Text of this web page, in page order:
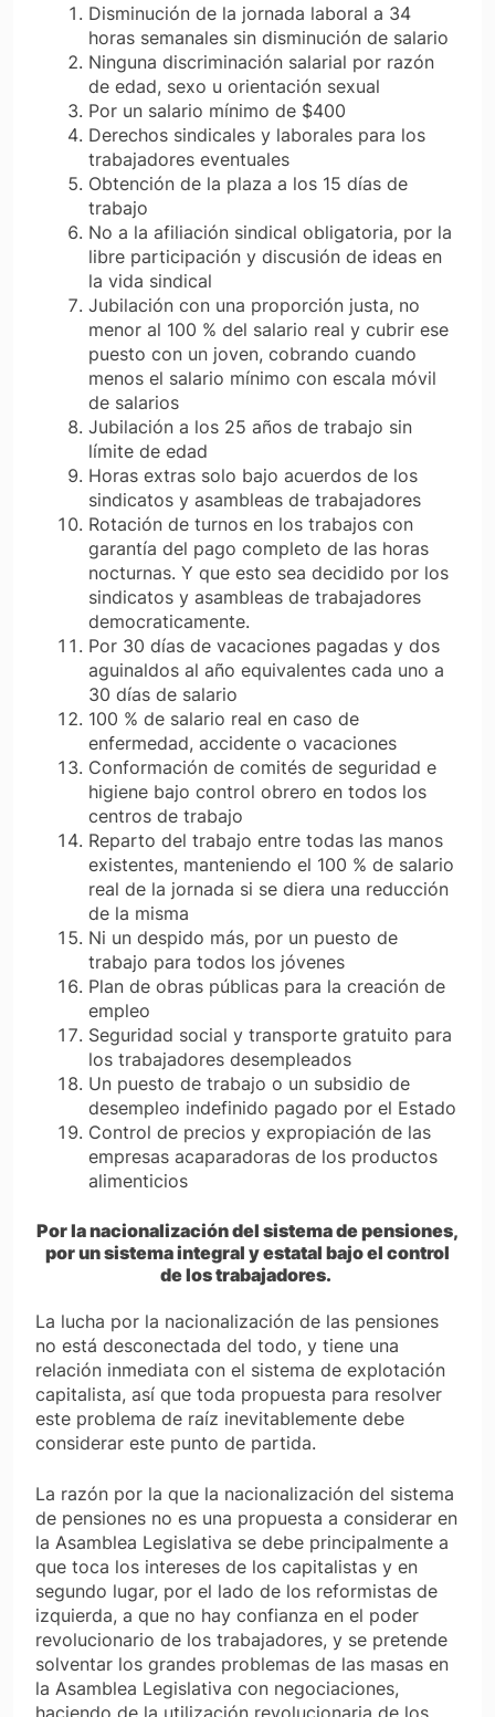
Disminución de la jornada laboral a 34
horas semanales sin disminución de salario
Ninguna discriminación salarial por razón
de edad, sexo u orientación sexual
Por un salario mínimo de $400
Derechos sindicales y laborales para los
trabajadores eventuales
Obtención de la plaza a los 15 días de
trabajo
No a la afiliación sindical obligatoria, por la
libre participación y discusión de ideas en
la vida sindical
Jubilación con una proporción justa, no
menor al 100 % del salario real y cubrir ese
puesto con un joven, cobrando cuando
menos el salario mínimo con escala móvil
de salarios
Jubilación a los 25 años de trabajo sin
límite de edad
Horas extras solo bajo acuerdos de los
sindicatos y asambleas de trabajadores
Rotación de turnos en los trabajos con
garantía del pago completo de las horas
nocturnas. Y que esto sea decidido por los
sindicatos y asambleas de trabajadores
democraticamente.
Por 30 días de vacaciones pagadas y dos
aguinaldos al año equivalentes cada uno a
30 días de salario
100 % de salario real en caso de
enfermedad, accidente o vacaciones
Conformación de comités de seguridad e
higiene bajo control obrero en todos los
centros de trabajo
Reparto del trabajo entre todas las manos
existentes, manteniendo el 100 % de salario
real de la jornada si se diera una reducción
de la misma
Ni un despido más, por un puesto de
trabajo para todos los jóvenes
Plan de obras públicas para la creación de
empleo
Seguridad social y transporte gratuito para
los trabajadores desempleados
Un puesto de trabajo o un subsidio de
desempleo indefinido pagado por el Estado
Control de precios y expropiación de las
empresas acaparadoras de los productos
alimenticios
Por la nacionalización del sistema de pensiones,
por un sistema integral y estatal bajo el control
de los trabajadores.
La lucha por la nacionalización de las pensiones
no está desconectada del todo, y tiene una
relación inmediata con el sistema de explotación
capitalista, así que toda propuesta para resolver
este problema de raíz inevitablemente debe
considerar este punto de partida.
La razón por la que la nacionalización del sistema
de pensiones no es una propuesta a considerar en
la Asamblea Legislativa se debe principalmente a
que toca los intereses de los capitalistas y en
segundo lugar, por el lado de los reformistas de
izquierda, a que no hay confianza en el poder
revolucionario de los trabajadores, y se pretende
solventar los grandes problemas de las masas en
la Asamblea Legislativa con negociaciones,
haciendo de la utilización revolucionaria de los